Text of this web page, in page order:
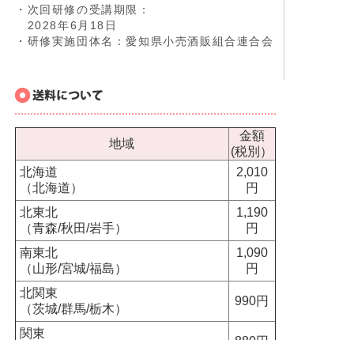
・次回研修の受講期限：
2028年6月18日
・研修実施団体名：愛知県小売酒販組合連合会
地域
金額
(税別）
北海道
（北海道）
2,010
円
北東北
（青森/秋田/岩手）
1,190
円
南東北
（山形/宮城/福島）
1,090
円
北関東
（茨城/群馬/栃木）
990円
関東